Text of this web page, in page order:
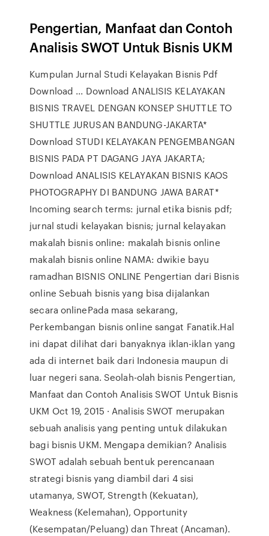
Pengertian, Manfaat dan Contoh
Analisis SWOT Untuk Bisnis UKM
Kumpulan Jurnal Studi Kelayakan Bisnis Pdf
Download ... Download ANALISIS KELAYAKAN
BISNIS TRAVEL DENGAN KONSEP SHUTTLE TO
SHUTTLE JURUSAN BANDUNG-JAKARTA*
Download STUDI KELAYAKAN PENGEMBANGAN
BISNIS PADA PT DAGANG JAYA JAKARTA;
Download ANALISIS KELAYAKAN BISNIS KAOS
PHOTOGRAPHY DI BANDUNG JAWA BARAT*
Incoming search terms: jurnal etika bisnis pdf;
jurnal studi kelayakan bisnis; jurnal kelayakan
makalah bisnis online: makalah bisnis online
makalah bisnis online NAMA: dwikie bayu
ramadhan BISNIS ONLINE Pengertian dari Bisnis
online Sebuah bisnis yang bisa dijalankan
secara onlinePada masa sekarang,
Perkembangan bisnis online sangat Fanatik.Hal
ini dapat dilihat dari banyaknya iklan-iklan yang
ada di internet baik dari Indonesia maupun di
luar negeri sana. Seolah-olah bisnis Pengertian,
Manfaat dan Contoh Analisis SWOT Untuk Bisnis
UKM Oct 19, 2015 · Analisis SWOT merupakan
sebuah analisis yang penting untuk dilakukan
bagi bisnis UKM. Mengapa demikian? Analisis
SWOT adalah sebuah bentuk perencanaan
strategi bisnis yang diambil dari 4 sisi
utamanya, SWOT, Strength (Kekuatan),
Weakness (Kelemahan), Opportunity
(Kesempatan/Peluang) dan Threat (Ancaman).